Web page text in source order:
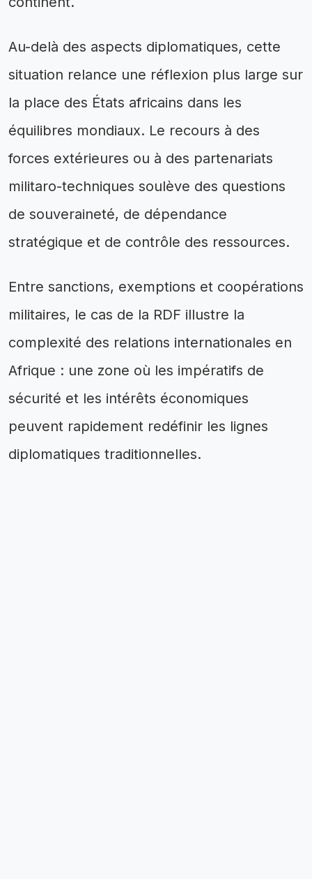
Au-delà des aspects diplomatiques, cette
situation relance une réflexion plus large sur
la place des États africains dans les
équilibres mondiaux. Le recours à des
forces extérieures ou à des partenariats
militaro-techniques soulève des questions
de souveraineté, de dépendance
stratégique et de contrôle des ressources.
Entre sanctions, exemptions et coopérations
militaires, le cas de la RDF illustre la
complexité des relations internationales en
Afrique : une zone où les impératifs de
sécurité et les intérêts économiques
peuvent rapidement redéfinir les lignes
diplomatiques traditionnelles.